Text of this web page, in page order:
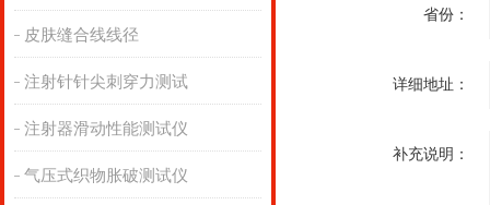
皮肤缝合线线径
注射针针尖刺穿力测试
注射器滑动性能测试仪
气压式织物胀破测试仪
省份：
详细地址：
补充说明：